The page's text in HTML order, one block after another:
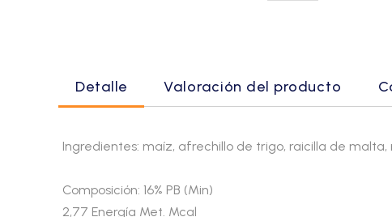
Detalle Valoración del producto
Ingredientes: maíz, afrechillo de trigo, raicilla de
Composición: 16% PB (Min)
2,77 Energía Met. Mcal